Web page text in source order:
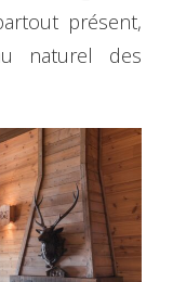
présent,
naturel des